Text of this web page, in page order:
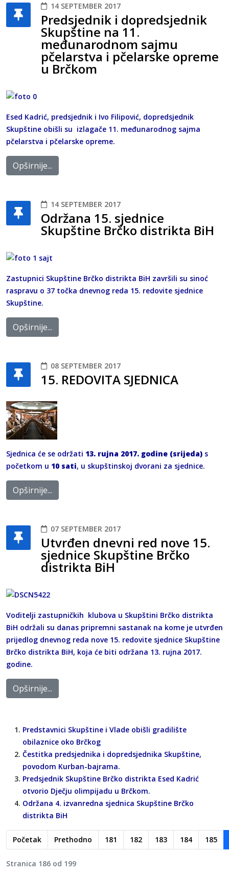
14 SEPTEMBER 2017
Predsjednik i dopredsjednik
Skupštine na 11.
međunarodnom sajmu
pčelarstva i pčelarske opreme
u Brčkom
Esed Kadrić, predsjednik i Ivo Filipović, dopredsjednik
Skupštine obišli su izlagače 11. međunarodnog sajma
pčelarstva i pčelarske opreme.
Opširnije...
14 SEPTEMBER 2017
Održana 15. sjednice
Skupštine Brčko distrikta BiH
Zastupnici Skupštine Brčko distrikta BiH završili su sinoć
raspravu o 37 točka dnevnog reda 15. redovite sjednice
Skupštine.
Opširnije...
08 SEPTEMBER 2017
15. REDOVITA SJEDNICA
Sjednica će se održati 13. rujna 2017. godine (srijeda) s
početkom u 10 sati, u skupštinskoj dvorani za sjednice.
Opširnije...
07 SEPTEMBER 2017
Utvrđen dnevni red nove 15.
sjednice Skupštine Brčko
distrikta BiH
Voditelji zastupničkih klubova u Skupštini Brčko distrikta
BiH održali su danas pripremni sastanak na kome je utvrđen
prijedlog dnevnog reda nove 15. redovite sjednice Skupštine
Brčko distrikta BiH, koja će biti održana 13. rujna 2017.
godine.
Opširnije...
Predstavnici Skupštine i Vlade obišli gradilište
obilaznice oko Brčkog
Čestitka predsjednika i dopredsjednika Skupštine,
povodom Kurban-bajrama.
Predsjednik Skupštine Brčko distrikta Esed Kadrić
otvorio Dječju olimpijadu u Brčkom.
Održana 4. izvanredna sjednica Skupštine Brčko
distrikta BiH
Početak Prethodno 181 182 183 184 185
Stranica 186 od 199